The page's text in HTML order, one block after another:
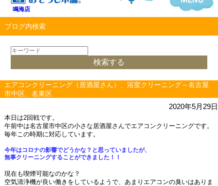
鳴海店
ブログ内検索
エアコンクリーニング（居酒屋さん）、浴室クリーニング～名古屋
市中区、名東区
2020年5月29日
本日は2回戦です。
午前中は名古屋市中区の小さな居酒屋さんでエアコンクリーニングです。
毎年この時期に対応しています。
今年はコロナの影響でどうかな？と思っていましたが、
無事クリーニングすることができました！！
現在も喫煙可能なのかな？
空気清浄機が良い働きをしているようで、あまりエアコンの臭いはありま